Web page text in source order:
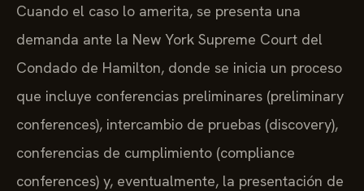
Cuando el caso lo amerita, se presenta una
demanda ante la New York Supreme Court del
Condado de Hamilton, donde se inicia un proceso
que incluye conferencias preliminares (preliminary
conferences), intercambio de pruebas (discovery),
conferencias de cumplimiento (compliance
conferences) y, eventualmente, la presentación de